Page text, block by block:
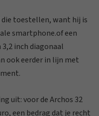
die toestellen, want hij is
smartphone.of een
inch diagonaal
ook eerder in lijn met
uit: voor de Archos 32
een bedrag dat je recht